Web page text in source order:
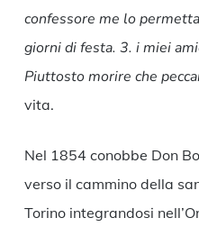
confessore me lo
giorni di festa. 3. i miei
Piuttosto morire che
vita.
Nel 1854 conobbe Don
verso il cammino della
Torino integrandosi